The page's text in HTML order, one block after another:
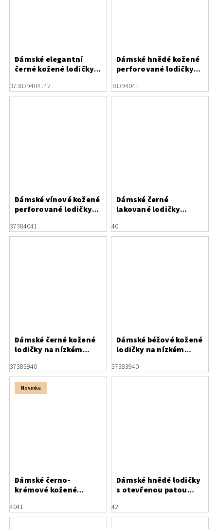
Dámské elegantní
černé kožené lodičky s
Letizia
373839404142
Dámské hnědé kožené
perforované lodičky
38394041
Dámské vínové kožené
perforované lodičky
37384041
Dámské černé
lakované lodičky
40
Dámské černé kožené
lodičky na nízkém
37383940
Dámské béžové kožené
lodičky na nízkém
37383940
Novinka
Dámské černo-
krémové kožené
4041
Dámské hnědé lodičky
s otevřenou patou
42